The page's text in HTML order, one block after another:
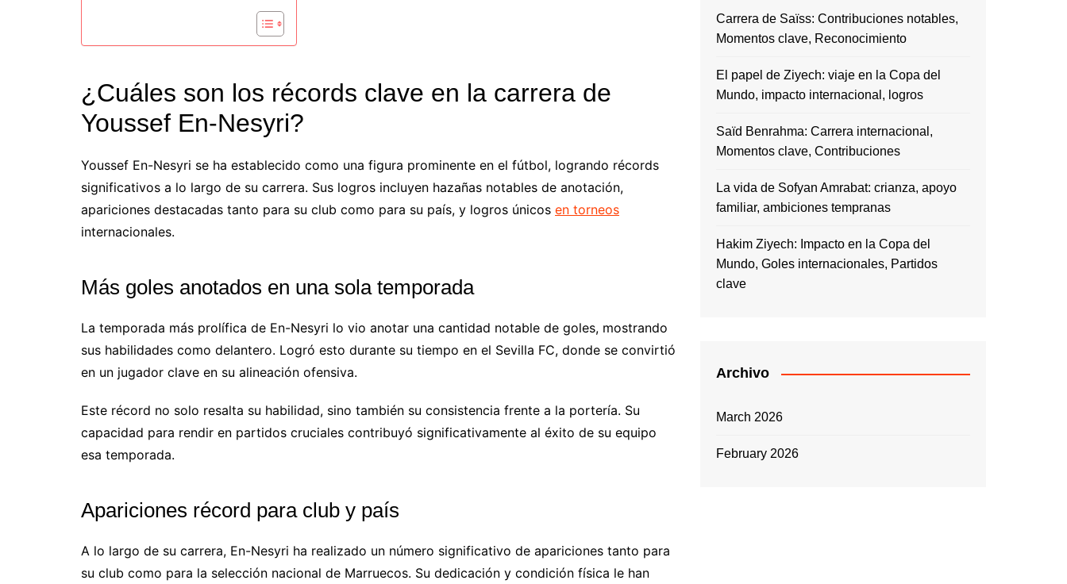
¿Cuáles son los récords clave en la carrera de
Youssef En-Nesyri?
Youssef En-Nesyri se ha establecido como una figura prominente en el fútbol, logrando récords
significativos a lo largo de su carrera. Sus logros incluyen hazañas notables de anotación,
apariciones destacadas tanto para su club como para su país, y logros únicos en torneos
internacionales.
Más goles anotados en una sola temporada
La temporada más prolífica de En-Nesyri lo vio anotar una cantidad notable de goles, mostrando
sus habilidades como delantero. Logró esto durante su tiempo en el Sevilla FC, donde se convirtió
en un jugador clave en su alineación ofensiva.
Este récord no solo resalta su habilidad, sino también su consistencia frente a la portería. Su
capacidad para rendir en partidos cruciales contribuyó significativamente al éxito de su equipo
esa temporada.
Apariciones récord para club y país
A lo largo de su carrera, En-Nesyri ha realizado un número significativo de apariciones tanto para
su club como para la selección nacional de Marruecos. Su dedicación y condición física le han
Carrera de Saïss: Contribuciones notables,
Momentos clave, Reconocimiento
El papel de Ziyech: viaje en la Copa del
Mundo, impacto internacional, logros
Saïd Benrahma: Carrera internacional,
Momentos clave, Contribuciones
La vida de Sofyan Amrabat: crianza, apoyo
familiar, ambiciones tempranas
Hakim Ziyech: Impacto en la Copa del
Mundo, Goles internacionales, Partidos
clave
Archivo
March 2026
February 2026